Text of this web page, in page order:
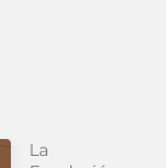
La